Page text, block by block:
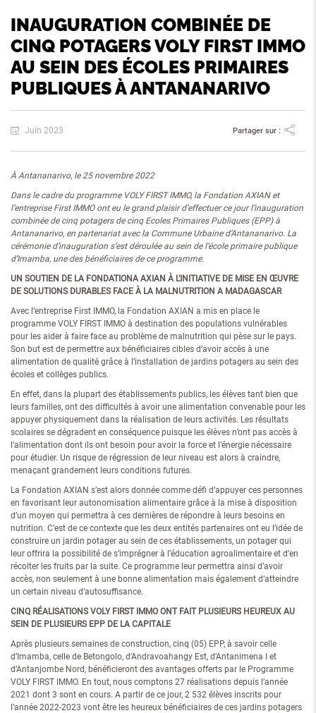
INAUGURATION COMBINÉE DE
CINQ POTAGERS VOLY FIRST IMMO
AU SEIN DES ÉCOLES PRIMAIRES
PUBLIQUES À ANTANANARIVO
Juin 2023 Partager sur :
À Antananarivo, le 25 novembre 2022
Dans le cadre du programme VOLY FIRST IMMO, la Fondation AXIAN et
l’entreprise First IMMO ont eu le grand plaisir d’effectuer ce jour l’inauguration
combinée de cinq potagers de cinq Ecoles Primaires Publiques (EPP) à
Antananarivo, en partenariat avec la Commune Urbaine d’Antananarivo. La
cérémonie d’inauguration s’est déroulée au sein de l’école primaire publique
d’Imamba, une des bénéficiaires de ce programme.
UN SOUTIEN DE LA FONDATIONA AXIAN À L’INITIATIVE DE MISE EN ŒUVRE
DE SOLUTIONS DURABLES FACE À LA MALNUTRITION A MADAGASCAR
Avec l’entreprise First IMMO, la Fondation AXIAN a mis en place le
programme VOLY FIRST IMMO à destination des populations vulnérables
pour les aider à faire face au problème de malnutrition qui pèse sur le pays.
Son but est de permettre aux bénéficiaires cibles d’avoir accès à une
alimentation de qualité grâce à l’installation de jardins potagers au sein des
écoles et collèges publics.
En effet, dans la plupart des établissements publics, les élèves tant bien que
leurs familles, ont des difficultés à avoir une alimentation convenable pour les
appuyer physiquement dans la réalisation de leurs activités. Les résultats
scolaires se dégradent en conséquence puisque les élèves n’ont pas accès à
l’alimentation dont ils ont besoin pour avoir la force et l’énergie nécessaire
pour étudier. Un risque de régression de leur niveau est alors à craindre,
menaçant grandement leurs conditions futures.
La Fondation AXIAN s’est alors donnée comme défi d’appuyer ces personnes
en favorisant leur autonomisation alimentaire grâce à la mise à disposition
d’un moyen qui permettra à ces dernières de répondre à leurs besoins en
nutrition. C’est de ce contexte que les deux entités partenaires ont eu l’idée de
construire un jardin potager au sein de ces établissements, un potager qui
leur offrira la possibilité de s’imprégner à l’éducation agroalimentaire et d’en
récolter les fruits par la suite. Ce programme leur permettra ainsi d’avoir
accès, non seulement à une bonne alimentation mais également d’atteindre
un certain niveau d’autosuffisance.
CINQ RÉALISATIONS VOLY FIRST IMMO ONT FAIT PLUSIEURS HEUREUX AU
SEIN DE PLUSIEURS EPP DE LA CAPITALE
Après plusieurs semaines de construction, cinq (05) EPP, à savoir celle
d’Imamba, celle de Betongolo, d’Andravoahangy Est, d’Antanimena I et
d’Antanjombe Nord, bénéficieront des avantages offerts par le Programme
VOLY FIRST IMMO. En tout, nous comptons 27 réalisations depuis l’année
2021 dont 3 sont en cours. A partir de ce jour, 2 532 élèves inscrits pour
l’année 2022-2023 vont être les heureux bénéficiaires de ces jardins potagers